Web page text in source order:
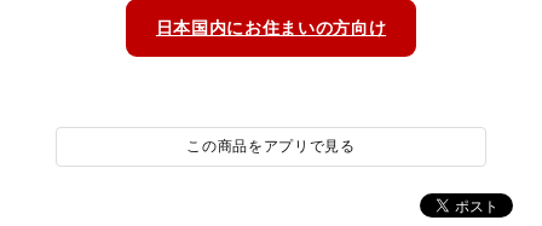
日本国内にお住まいの方向け
この商品をアプリで見る